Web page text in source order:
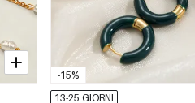
-15%
13-25 GIORNI